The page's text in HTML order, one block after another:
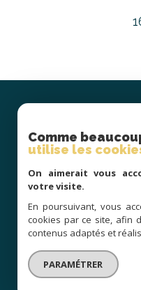
Comme
utilise les
On aimerait vous
votre visite.
En poursuivant, vous
cookies par ce site, afin
contenus adaptés et
PARAMÉTRER